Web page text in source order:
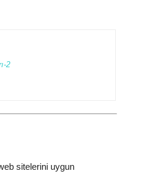
2
sitelerini uygun